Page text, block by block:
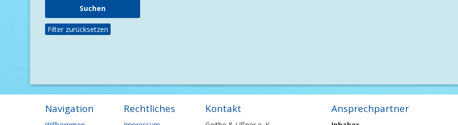
Filter zurücksetzen
Navigation Rechtliches Kontakt Ansprechpartner